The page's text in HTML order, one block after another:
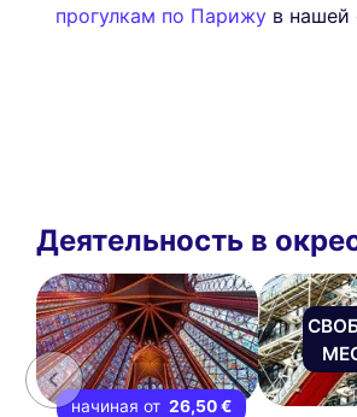
прогулкам по Парижу в нашей
Деятельность в
начиная от 26,50 €